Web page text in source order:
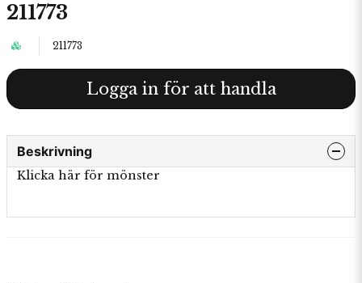
211773
211773
Logga in för att handla
Beskrivning
Klicka här för mönster